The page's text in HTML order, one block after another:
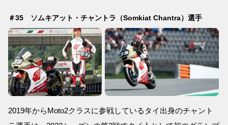
＃35 ソムキアット・チャントラ（Somkiat Chantra）選手
2019年からMoto2クラスに参戦しているタイ出身のチャント